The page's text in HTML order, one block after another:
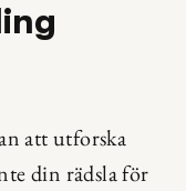
att utforska
din rädsla för